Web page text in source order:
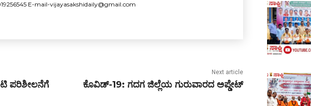
E-mail-vijayasakshidaily@gmail.com
ಪರಿಶೀಲನೆಗೆ
Next article
ಕೊವಿಡ್-19: ಗದಗ ಜಿಲ್ಲೆಯ ಗುರುವಾರದ ಅಪ್ಡೇಟ್